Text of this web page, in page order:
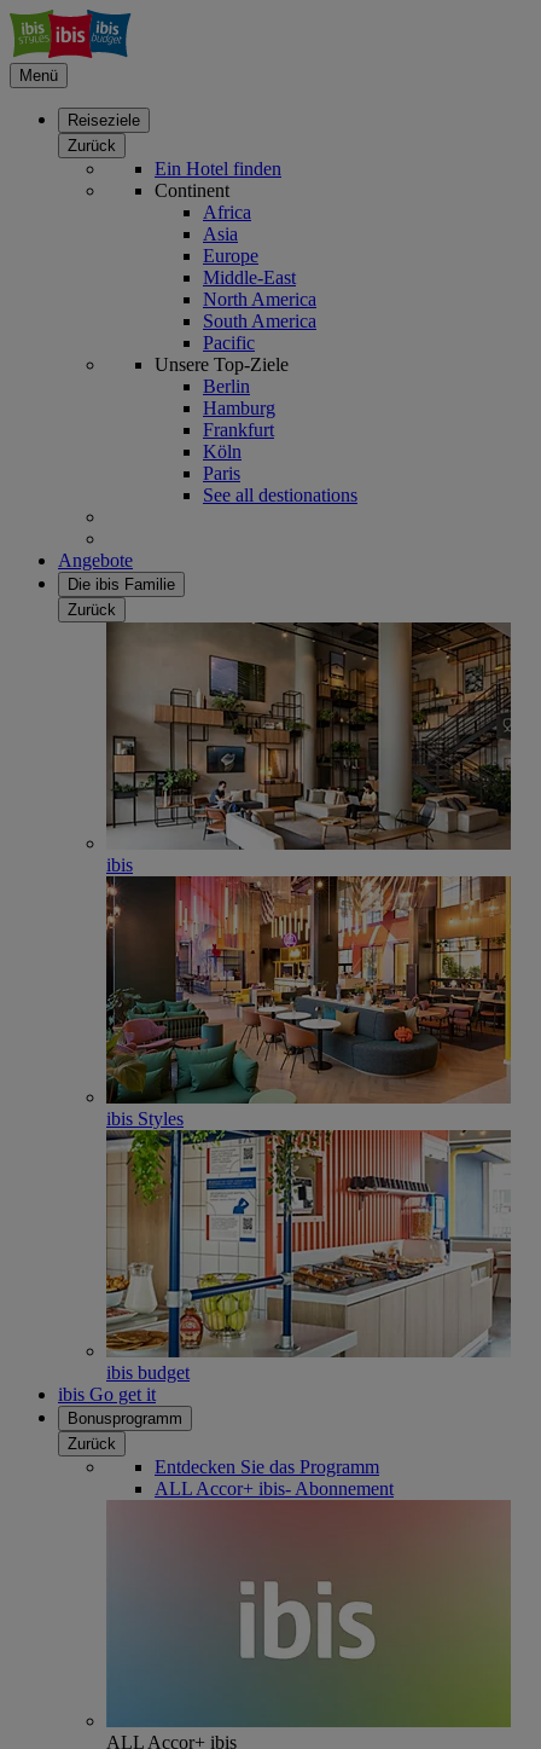
Menü
Reiseziele
Zurück
Ein Hotel finden
Continent
Africa
Asia
Europe
Middle-East
North America
South America
Pacific
Unsere Top-Ziele
Berlin
Hamburg
Frankfurt
Köln
Paris
See all destionations
Angebote
Die ibis Familie
Zurück
ibis
ibis Styles
ibis budget
ibis Go get it
Bonusprogramm
Zurück
Entdecken Sie das Programm
ALL Accor+ ibis- Abonnement
ALL Accor+ ibis